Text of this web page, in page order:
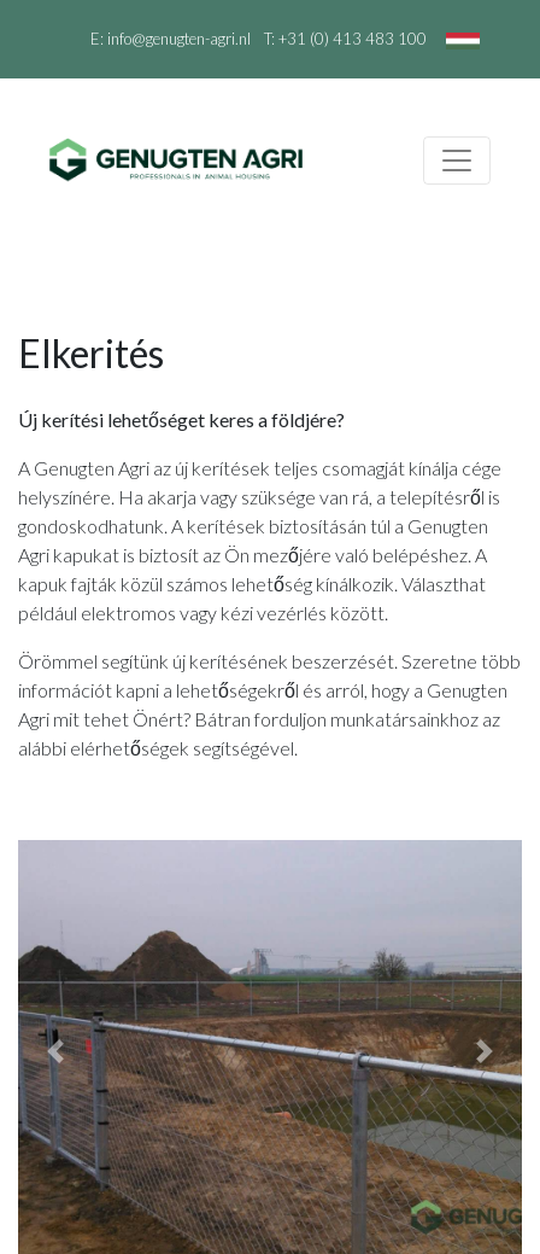
E: info@genugten-agri.nl T: +31 (0) 413 483 100
Elkerités
Új kerítési lehetőséget keres a földjére?
A Genugten Agri az új kerítések teljes csomagját kínálja cége
helyszínére. Ha akarja vagy szüksége van rá, a telepítésről is
gondoskodhatunk. A kerítések biztosításán túl a Genugten
Agri kapukat is biztosít az Ön mezőjére való belépéshez. A
kapuk fajták közül számos lehetőség kínálkozik. Választhat
például elektromos vagy kézi vezérlés között.
Örömmel segítünk új kerítésének beszerzését. Szeretne több
információt kapni a lehetőségekről és arról, hogy a Genugten
Agri mit tehet Önért? Bátran forduljon munkatársainkhoz az
alábbi elérhetőségek segítségével.
Previous Next